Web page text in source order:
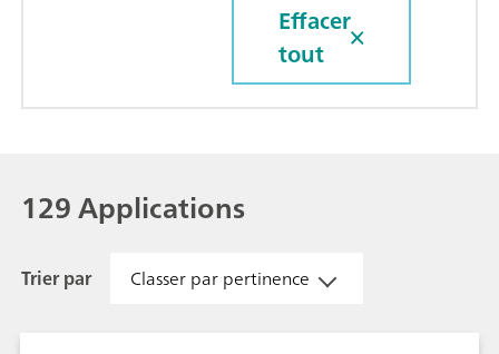
Effacer
tout
129 Applications
Trier par Classer par pertinence